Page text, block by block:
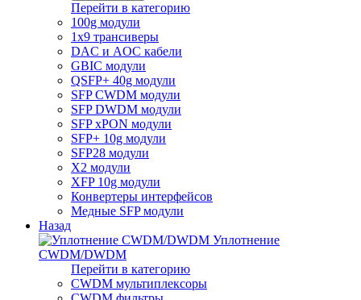
Перейти в категорию
100g модули
1x9 трансиверы
DAC и AOC кабели
GBIC модули
QSFP+ 40g модули
SFP CWDM модули
SFP DWDM модули
SFP xPON модули
SFP+ 10g модули
SFP28 модули
X2 модули
XFP 10g модули
Конвертеры интерфейсов
Медные SFP модули
Назад
Уплотнение
CWDM/DWDM
Перейти в категорию
CWDM мультиплексоры